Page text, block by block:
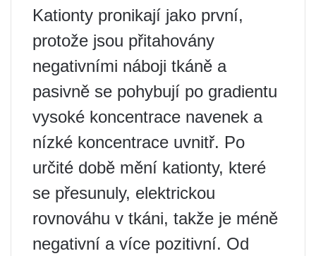
Kationty pronikají jako první,
protože jsou přitahovány
negativními náboji tkáně a
pasivně se pohybují po gradientu
vysoké koncentrace navenek a
nízké koncentrace uvnitř. Po
určité době mění kationty, které
se přesunuly, elektrickou
rovnováhu v tkáni, takže je méně
negativní a více pozitivní. Od